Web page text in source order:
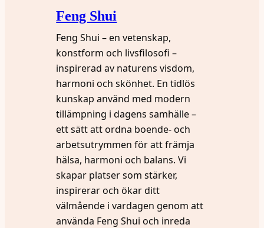
Feng Shui
Feng Shui – en vetenskap,
konstform och livsfilosofi –
inspirerad av naturens visdom,
harmoni och skönhet. En tidlös
kunskap använd med modern
tillämpning i dagens samhälle –
ett sätt att ordna boende- och
arbetsutrymmen för att främja
hälsa, harmoni och balans. Vi
skapar platser som stärker,
inspirerar och ökar ditt
välmående i vardagen genom att
använda Feng Shui och inreda